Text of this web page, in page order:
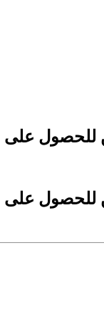
للحصول على
للحصول على